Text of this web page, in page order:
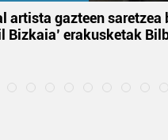
artista gazteen saretzea
Bizkaia’ erakusketak